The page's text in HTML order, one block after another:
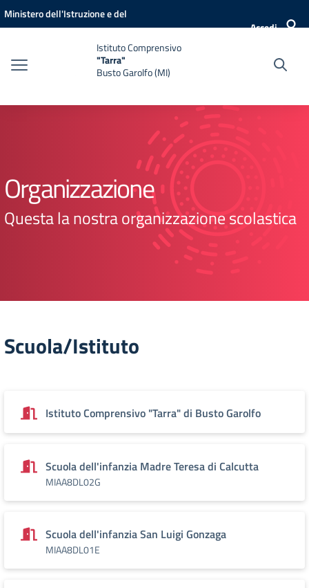
Vai ai contenuti
Vai al menu di navigazione
Vai al footer
Ministero dell'Istruzione e del
Accedi
Istituto Comprensivo
"Tarra"
Busto Garolfo (MI)
Organizzazione
Questa la nostra organizzazione scolastica
Scuola/Istituto
Istituto Comprensivo "Tarra" di Busto Garolfo
Scuola dell'infanzia Madre Teresa di Calcutta
MIAA8DL02G
Scuola dell'infanzia San Luigi Gonzaga
MIAA8DL01E